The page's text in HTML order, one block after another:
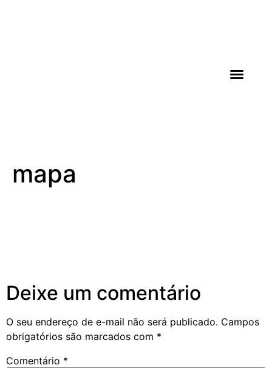
mapa
Deixe um comentário
O seu endereço de e-mail não será publicado. Campos
obrigatórios são marcados com *
Comentário *